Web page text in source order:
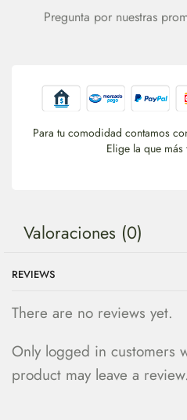
Pregunta por nuestras
Para tu comodidad contamos
Elige la que más
Valoraciones (0)
REVIEWS
There are no reviews yet.
Only logged in customers
product may leave a review.